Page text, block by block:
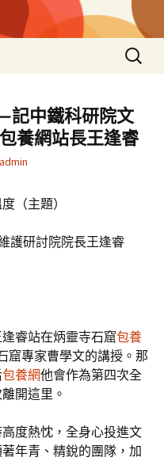
搜
尋
鍵
字:
記中鐵科研院文
養網站長王逢睿
admin
（主題）
護研討院院長王逢睿
睿站在炳靈寺石窟包養
窟專家曹學文的講授。那
包養網他會作為第四次全
開這里。
度熱忱，全身心投進文
年青、精銳的團隊，加